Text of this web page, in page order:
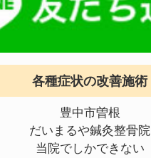
各種症状の改善施術
豊中市曽根
だいまるや鍼灸整骨院
当院でしかできない